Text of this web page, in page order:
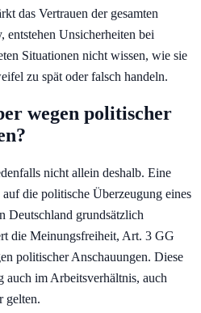
das Vertrauen der gesamten
entstehen Unsicherheiten bei
Situationen nicht wissen, wie sie
zu spät oder falsch handeln.
wegen politischer
nicht allein deshalb. Eine
die politische Überzeugung eines
Deutschland grundsätzlich
die Meinungsfreiheit, Art. 3 GG
politischer Anschauungen. Diese
auch im Arbeitsverhältnis, auch
gelten.